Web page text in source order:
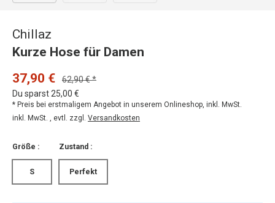
Bild 1 in Galerieansicht laden
Chillaz
Kurze Hose für Damen
37,90 €
62,90 € *
Du sparst 25,00 €
* Preis bei erstmaligem Angebot in unserem Onlineshop, inkl. MwSt.
inkl. MwSt. , evtl. zzgl. Versandkosten
Größe :
S
Zustand :
Perfekt